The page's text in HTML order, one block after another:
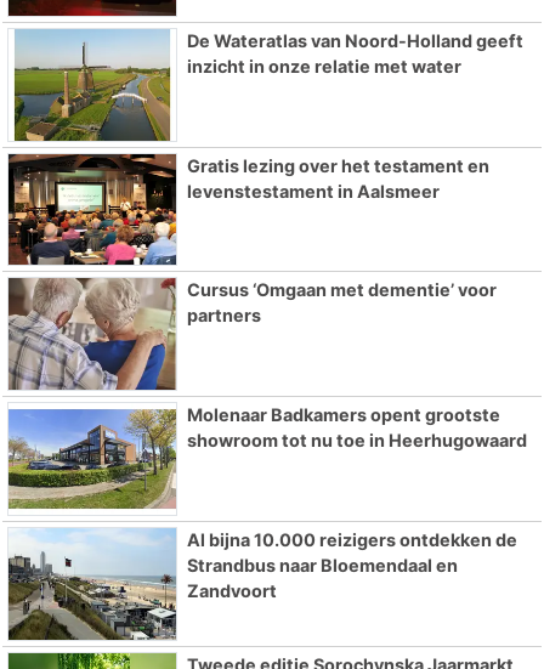
De Wateratlas van Noord-Holland geeft
inzicht in onze relatie met water
Gratis lezing over het testament en
levenstestament in Aalsmeer
Cursus ‘Omgaan met dementie’ voor
partners
Molenaar Badkamers opent grootste
showroom tot nu toe in Heerhugowaard
Al bijna 10.000 reizigers ontdekken de
Strandbus naar Bloemendaal en
Zandvoort
Tweede editie Sorochynska Jaarmarkt